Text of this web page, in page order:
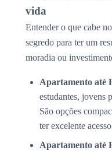
vida
Entender o que cabe
segredo para ter um
moradia ou
Apartamento até
estudantes, jovens
São opções
ter excelente
Apartamento até